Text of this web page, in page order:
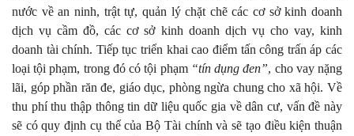
nước về an ninh, trật tự, quản lý chặt chẽ các cơ sở kinh doanh
dịch vụ cầm đồ, các cơ sở kinh doanh dịch vụ cho vay, kinh
doanh tài chính. Tiếp tục triển khai cao điểm tấn công trấn áp các
loại tội phạm, trong đó có tội phạm “tín dụng đen”, cho vay nặng
lãi, góp phần răn đe, giáo dục, phòng ngừa chung cho xã hội. Về
thu phí thu thập thông tin dữ liệu quốc gia về dân cư, vấn đề này
sẽ có quy định cụ thể của Bộ Tài chính và sẽ tạo điều kiện thuận